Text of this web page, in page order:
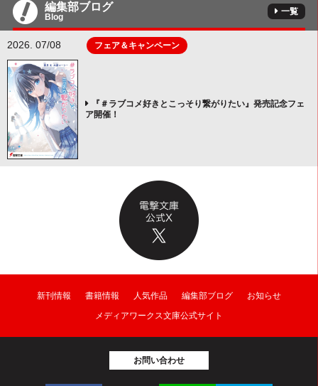
編集部ブログ
Blog
一覧
2026. 07/08 フェア＆キャンペーン
『＃ラブコメ好きとこっそり繋がりたい』発売記念フェ
ア開催！
新刊情報 書籍情報 人気作品 編集部ブログ
お知らせ
メディアワークス文庫公式サイト
お問い合わせ